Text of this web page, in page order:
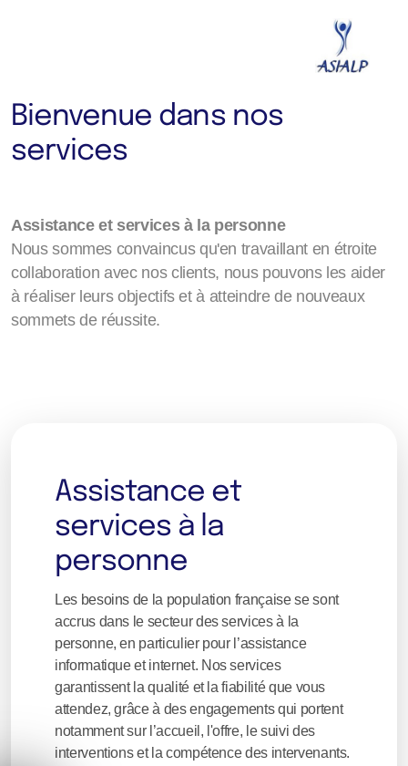
Bienvenue dans nos
services
Assistance et services à la personne
Nous sommes convaincus qu'en travaillant en étroite
collaboration avec nos clients, nous pouvons les aider
à réaliser leurs objectifs et à atteindre de nouveaux
sommets de réussite.
Assistance et
services à la
personne
Les besoins de la population française se sont
accrus dans le secteur des services à la
personne, en particulier pour l’assistance
informatique et internet. Nos services
garantissent la qualité et la fiabilité que vous
attendez, grâce à des engagements qui portent
notamment sur l’accueil, l'offre, le suivi des
interventions et la compétence des intervenants.